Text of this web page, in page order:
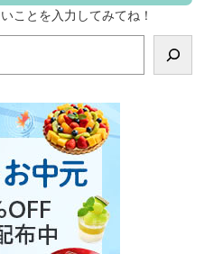
ことを入力してみてね！